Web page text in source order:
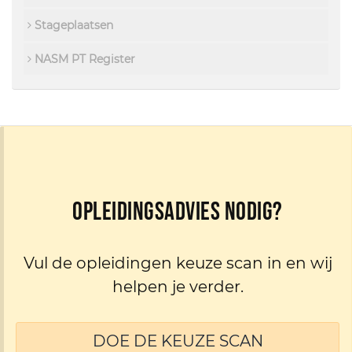
Stageplaatsen
NASM PT Register
Opleidingsadvies nodig?
Vul de opleidingen keuze scan in en wij
helpen je verder.
DOE DE KEUZE SCAN